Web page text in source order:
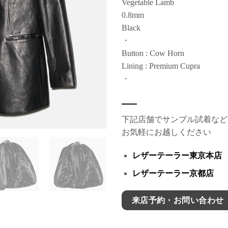
Vegetable Lamb
0.8mm
Black
・
Button : Cow Horn
Lining : Premium Cupra
・
下記店舗でサンプル試着な
お気軽にお越しください
レザーテーラー東京本店
レザーテーラー京都店
来店予約・お問い合わせ